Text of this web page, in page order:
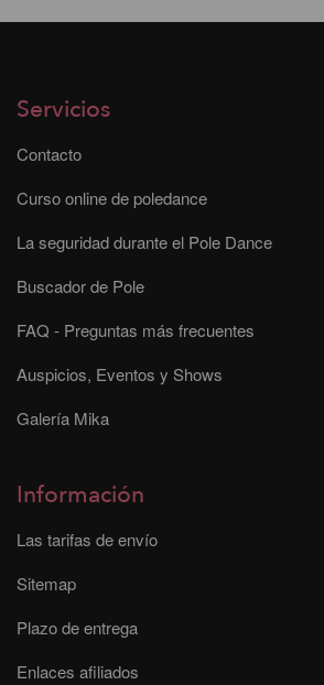
Servicios
Contacto
Curso online de poledance
La seguridad durante el Pole Dance
Buscador de Pole
FAQ - Preguntas más frecuentes
Auspicios, Eventos y Shows
Galería Mika
Información
Las tarifas de envío
Sitemap
Plazo de entrega
Enlaces afiliados